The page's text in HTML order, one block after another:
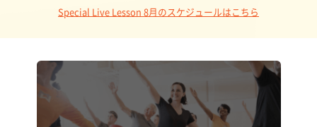
Special Live Lesson 8月のスケジュールはこちら